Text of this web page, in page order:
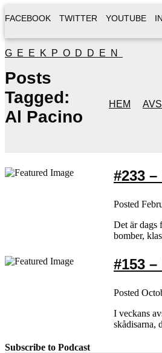
FACEBOOK TWITTER YOUTUBE
GEEKPODDEN
HEM
Posts
Tagged:
Al Pacino
#233
Posted
Det är dags
bomber,
#153
Posted
I veckans
skådisarna,
Subscribe to Podcast